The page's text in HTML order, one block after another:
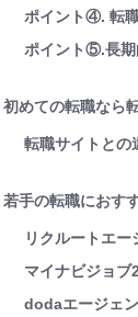
ポイント④. 転
ポイント⑤.長期
めての転職なら
転職サイトとの
手の転職におす
リクルートエー
マイナビジョブ
dodaエージェ